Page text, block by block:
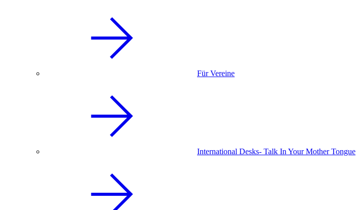
Für Vereine
International Desks- Talk In Your Mother Tongue